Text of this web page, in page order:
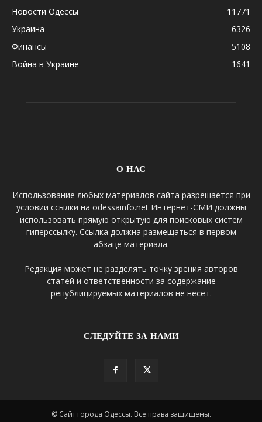
Новости Одессы
11771
Украина
6326
Финансы
5108
Война в Украине
1641
О НАС
Использование любых материалов сайта разрешается при
условии ссылки на odessainfo.net Интернет-СМИ должны
использовать прямую открытую для поисковых систем
гиперссылку. Ссылка должна размещаться в первом
абзаце материала.
Редакция может не разделять точку зрения авторов
статей и ответственности за содержание
републицируемых материалов не несет.
СЛЕДУЙТЕ ЗА НАМИ
© Сайт города Одессы. Все права защищены.